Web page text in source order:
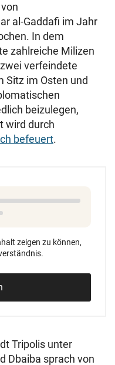
al-Gaddafi im Jahr
In dem
zahlreiche Milizen
verfeindete
Sitz im Osten und
beizulegen,
wird durch
befeuert.
zeigen zu können,
Tripolis unter
Dbaiba sprach von